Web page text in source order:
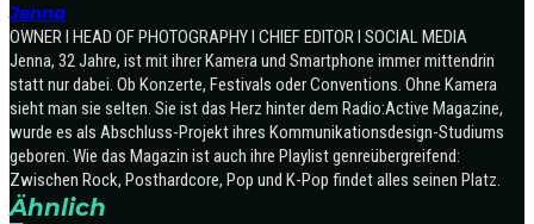
Jenna
OWNER I HEAD OF PHOTOGRAPHY I CHIEF EDITOR I SOCIAL MEDIA
Jenna, 32 Jahre, ist mit ihrer Kamera und Smartphone immer mittendrin
statt nur dabei. Ob Konzerte, Festivals oder Conventions. Ohne Kamera
sieht man sie selten. Sie ist das Herz hinter dem Radio:Active Magazine,
wurde es als Abschluss-Projekt ihres Kommunikationsdesign-Studiums
geboren. Wie das Magazin ist auch ihre Playlist genreübergreifend:
Zwischen Rock, Posthardcore, Pop und K-Pop findet alles seinen Platz.
Ähnlich